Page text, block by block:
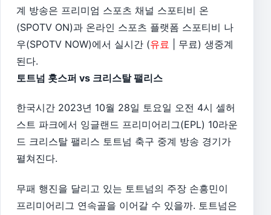
계 방송은 프리미엄 스포츠 채널 스포티비 온
(SPOTV ON)과 온라인 스포츠 플랫폼 스포티비 나
우(SPOTV NOW)에서 실시간 (유료 | 무료) 생중계
된다.
토트넘 홋스퍼 vs 크리스탈 팰리스
한국시간 2023년 10월 28일 토요일 오전 4시 셀허
스트 파크에서 잉글랜드 프리미어리그(EPL) 10라운
드 크리스탈 팰리스 토트넘 축구 중계 방송 경기가
펼쳐진다.
무패 행진을 달리고 있는 토트넘의 주장 손흥민이
프리미어리그 연속골을 이어갈 수 있을까. 토트넘은